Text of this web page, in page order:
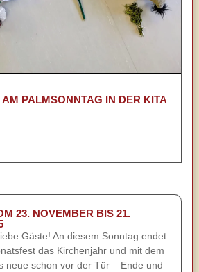
PALMSONNTAG IN DER KITA
23. NOVEMBER BIS 21.
Gäste! An diesem Sonntag endet
das Kirchenjahr und mit dem
neue schon vor der Tür – Ende und